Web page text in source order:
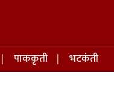
पाककृती
भटकंती